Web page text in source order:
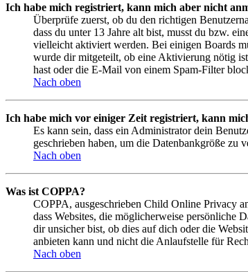
Ich habe mich registriert, kann mich aber nicht
Überprüfe zuerst, ob du den richtigen
dass du unter 13 Jahre alt bist, musst du bzw.
vielleicht aktiviert werden. Bei einigen Boards
wurde dir mitgeteilt, ob eine Aktivierung nötig
hast oder die E-Mail von einem Spam-Filter
Nach oben
Ich habe mich vor einiger Zeit registriert, kann
Es kann sein, dass ein Administrator dein
geschrieben haben, um die Datenbankgröße
Nach oben
Was ist COPPA?
COPPA, ausgeschrieben Child Online Privacy
dass Websites, die möglicherweise persönliche
dir unsicher bist, ob dies auf dich oder die
anbieten kann und nicht die Anlaufstelle für
Nach oben